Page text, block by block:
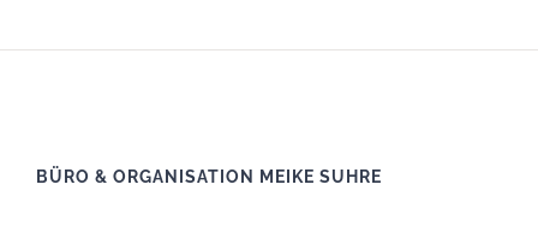
BÜRO & ORGANISATION MEIKE SUHRE